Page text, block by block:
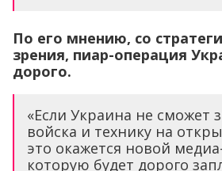
По его мнению, со
зрения, пиар-операция
дорого.
«Если Украина не сможет
войска и технику на
это окажется новой
которую будет дорого